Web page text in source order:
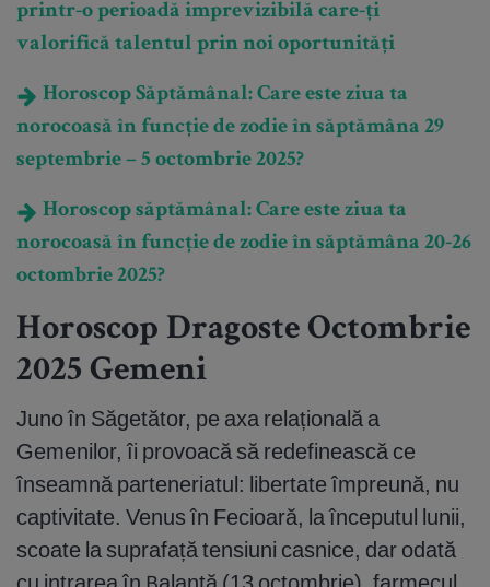
printr-o perioadă imprevizibilă care-ți
valorifică talentul prin noi oportunități
Horoscop Săptămânal: Care este ziua ta
norocoasă în funcție de zodie în săptămâna 29
septembrie – 5 octombrie 2025?
Horoscop săptămânal: Care este ziua ta
norocoasă în funcție de zodie în săptămâna 20-26
octombrie 2025?
Horoscop Dragoste Octombrie
2025 Gemeni
Juno în Săgetător, pe axa relațională a
Gemenilor, îi provoacă să redefinească ce
înseamnă parteneriatul: libertate împreună, nu
captivitate. Venus în Fecioară, la începutul lunii,
scoate la suprafață tensiuni casnice, dar odată